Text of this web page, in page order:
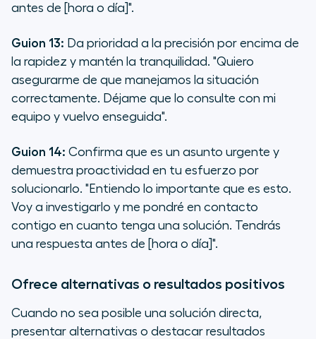
antes de [hora o día]".
Guion 13: Da prioridad a la precisión por encima de
la rapidez y mantén la tranquilidad. "Quiero
asegurarme de que manejamos la situación
correctamente. Déjame que lo consulte con mi
equipo y vuelvo enseguida".
Guion 14: Confirma que es un asunto urgente y
demuestra proactividad en tu esfuerzo por
solucionarlo. "Entiendo lo importante que es esto.
Voy a investigarlo y me pondré en contacto
contigo en cuanto tenga una solución. Tendrás
una respuesta antes de [hora o día]".
Ofrece alternativas o resultados positivos
Cuando no sea posible una solución directa,
presentar alternativas o destacar resultados